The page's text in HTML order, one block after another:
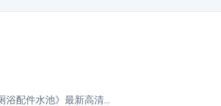
配件水池》最新高清…